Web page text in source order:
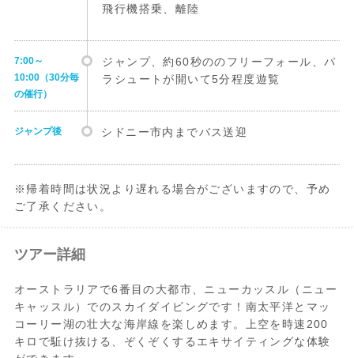
飛行機搭乗、離陸
7:00～
10:00（30分毎
の催行）
ジャンプ、約60秒ののフリーフォール、パ
ラシュートが開いて5分程度遊覧
ジャンプ後 シドニー市内までバス送迎
※帰着時間は状況より遅れる場合がございますので、予め
ご了承ください。
ツアー詳細
オーストラリアで6番目の大都市、ニューカッスル（ニュー
キャッスル）でのスカイダイビングです！南太平洋とマッ
コーリー湖の壮大な海岸線を楽しめます。上空を時速200
キロで駈け抜ける、ぞくぞくするエキサイティングな体験